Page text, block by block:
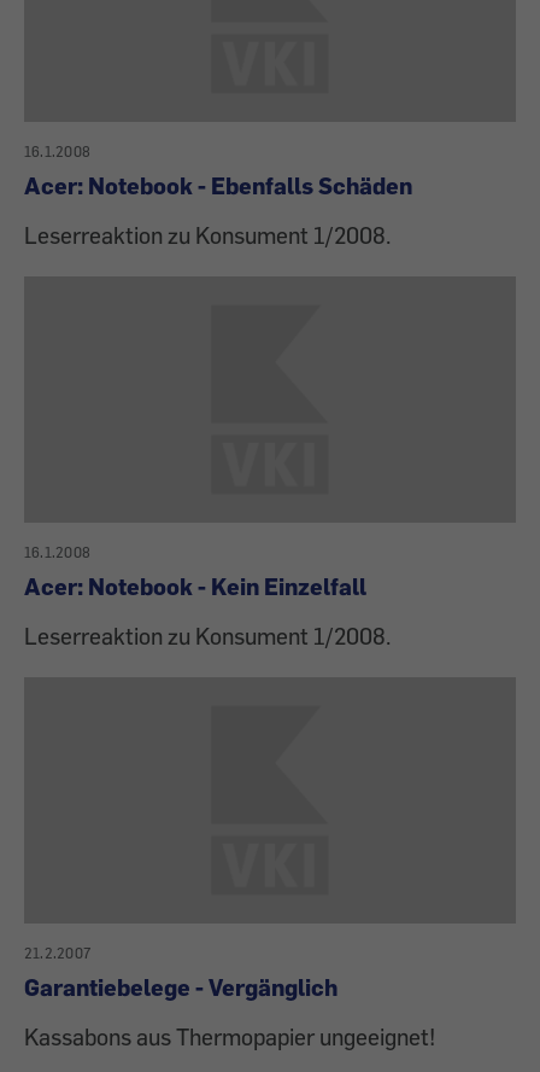
16.1.2008
Acer: Notebook - Ebenfalls Schäden
Leserreaktion zu Konsument 1/2008.
16.1.2008
Acer: Notebook - Kein Einzelfall
Leserreaktion zu Konsument 1/2008.
21.2.2007
Garantiebelege - Vergänglich
Kassabons aus Thermopapier ungeeignet!